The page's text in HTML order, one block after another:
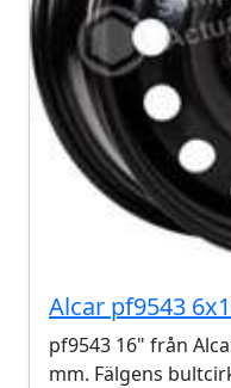
Alcar pf9543
pf9543 16" från
mm. Fälgens